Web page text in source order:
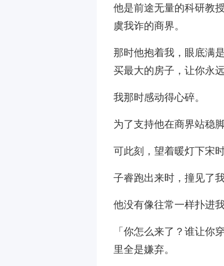
他是前途无量的科研教
虞我诈的商界。
那时他抱着我，眼底满
买最大的房子，让你永
我那时感动得心碎。
为了支持他在商界站稳
可此刻，望着暖灯下宋
子睿跑出来时，撞见了我
他没有像往常一样扑进
「你怎么来了？谁让你
里全是嫌弃。